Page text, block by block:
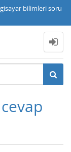
bilimleri soru